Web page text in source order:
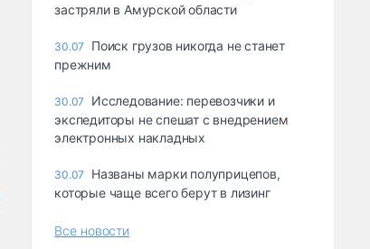
застряли в Амурской области
30.07
Поиск грузов никогда не станет
прежним
30.07
Исследование: перевозчики и
экспедиторы не спешат с внедрением
электронных накладных
30.07
Названы марки полуприцепов,
которые чаще всего берут в лизинг
Все новости